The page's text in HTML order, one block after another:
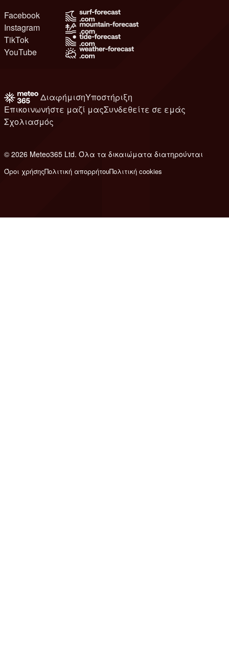
Facebook
Instagram
TikTok
YouTube
ΔιαφήμισηΥποστήριξη
Επικοινωνήστε μαζί μαςΣυνδεθείτε σε εμάς
Σχολιασμός
© 2026 Meteo365 Ltd. Όλα τα δικαιώματα διατηρούνται
Όροι χρήσηςΠολιτική απορρήτουΠολιτική cookies